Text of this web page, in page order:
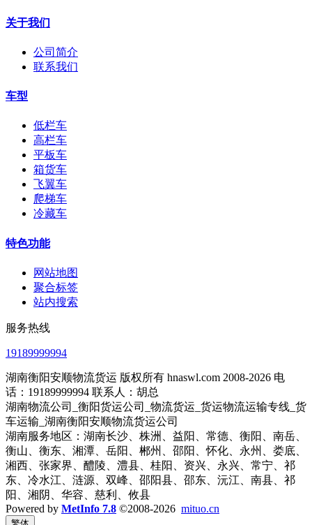
关于我们
公司简介
联系我们
车型
低栏车
高栏车
平板车
箱货车
飞翼车
爬梯车
冷藏车
特色功能
网站地图
聚合标签
站内搜索
服务热线
19189999994
湖南衡阳安顺物流货运 版权所有 hnaswl.com 2008-2026 电
话：19189999994 联系人：胡总
湖南物流公司_衡阳货运公司_物流货运_货运物流运输专线_货
车运输_湖南衡阳安顺物流货运公司
湖南服务地区：湖南长沙、株洲、益阳、常德、衡阳、南岳、
衡山、衡东、湘潭、岳阳、郴州、邵阳、怀化、永州、娄底、
湘西、张家界、醴陵、澧县、桂阳、资兴、永兴、常宁、祁
东、冷水江、涟源、双峰、邵阳县、邵东、沅江、南县、祁
阳、湘阴、华容、慈利、攸县
Powered by MetInfo 7.8 ©2008-2026 mituo.cn